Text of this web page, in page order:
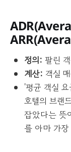
ADR(
ARR(
정의: 팔린
계산: 객실
'평균 객실
호텔의 브랜
잡았다는 뜻
를 아마 가